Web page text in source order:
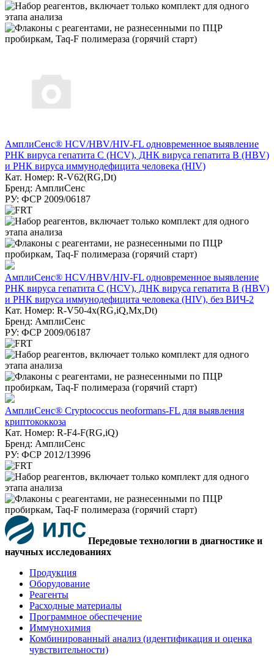
АмплиСенс® HCV/HBV/HIV-FL одновременное выявление
РНК вируса гепатита С (HCV), ДНК вируса гепатита B (HBV)
и РНК вируса иммунодефицита человека (HIV)
Кат. Номер: R-V62(RG,Dt)
Бренд: АмплиСенс
РУ: ФСР 2009/06187
АмплиСенс® HCV/HBV/HIV-FL одновременное выявление
РНК вируса гепатита С (HCV), ДНК вируса гепатита B (HBV)
и РНК вируса иммунодефицита человека (HIV), без ВИЧ-2
Кат. Номер: R-V50-4x(RG,iQ,Mx,Dt)
Бренд: АмплиСенс
РУ: ФСР 2009/06187
АмплиСенс® Cryptococcus neoformans-FL для выявления
криптококкоза
Кат. Номер: R-F4-F(RG,iQ)
Бренд: АмплиСенс
РУ: ФСР 2012/13996
Передовые технологии в диагностике и
научных исследованиях
Продукция
Оборудование
Реагенты
Расходные материалы
Программное обеспечение
Иммунохимия
Комбинированный анализ (идентификация и оценка
чувствительности)